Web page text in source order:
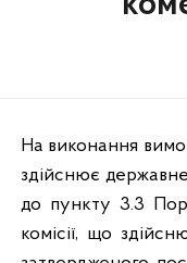
На виконання
здійснює
до пункту 3.3
комісії, що